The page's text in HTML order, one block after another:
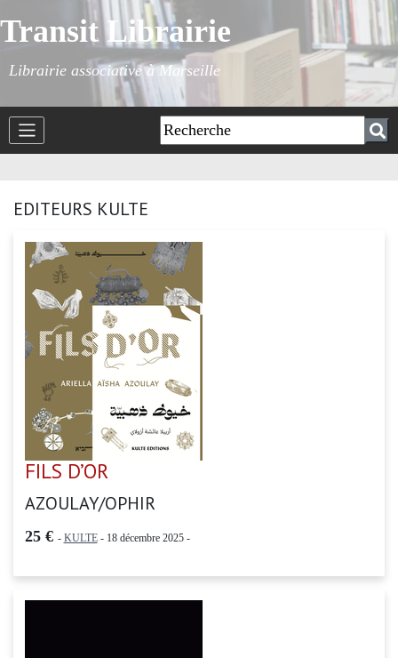
Transit Librairie
Librairie associative à Marseille
EDITEURS KULTE
FILS D’OR
AZOULAY/OPHIR
25 € - KULTE- 18 décembre 2025 -